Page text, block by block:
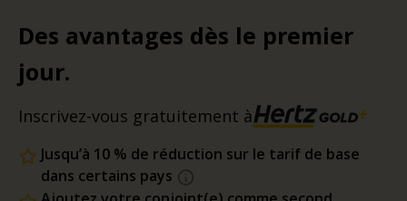
Des avantages dès le premier
jour.
Inscrivez-vous gratuitement à
Jusqu’à 10 % de réduction sur le tarif de base
dans certains pays